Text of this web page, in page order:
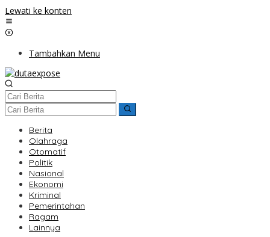
Lewati ke konten
Tambahkan Menu
Berita
Olahraga
Otomatif
Politik
Nasional
Ekonomi
Kriminal
Pemerintahan
Ragam
Lainnya